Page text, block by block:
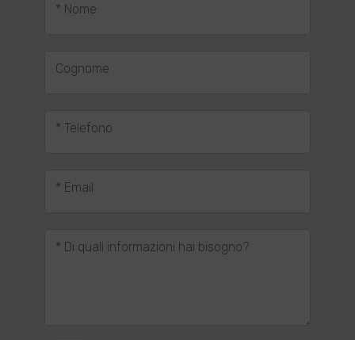
* Nome
Cognome
* Telefono
* Email
* Di quali informazioni hai bisogno?